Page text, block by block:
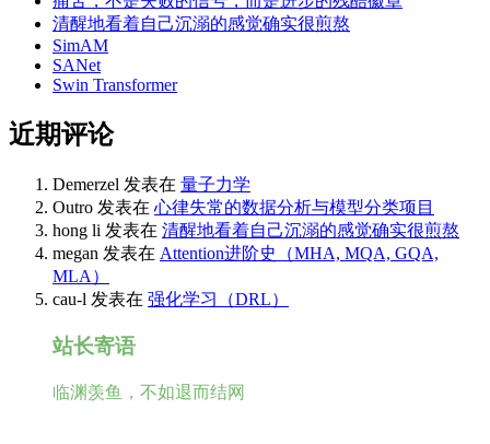
清醒地看着自己沉溺的感觉确实很煎熬
SimAM
SANet
Swin Transformer
近期评论
Demerzel 发表在 量子力学
Outro 发表在 心律失常的数据分析与模型分类项目
hong li 发表在 清醒地看着自己沉溺的感觉确实很煎熬
megan 发表在 Attention进阶史（MHA, MQA, GQA,
MLA）
cau-l 发表在 强化学习（DRL）
站长寄语
临渊羡鱼，不如退而结网